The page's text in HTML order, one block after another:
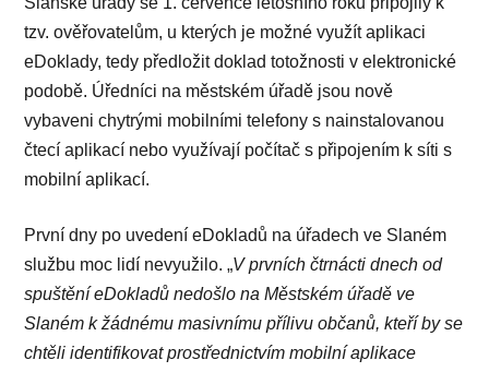
tzv. ověřovatelům, u kterých je možné využít aplikaci
eDoklady, tedy předložit doklad totožnosti v elektronické
podobě. Úředníci na městském úřadě jsou nově
vybaveni chytrými mobilními telefony s nainstalovanou
čtecí aplikací nebo využívají počítač s připojením k síti s
mobilní aplikací.
První dny po uvedení eDokladů na úřadech ve Slaném
službu moc lidí nevyužilo. „V prvních čtrnácti dnech od
spuštění eDokladů nedošlo na Městském úřadě ve
Slaném k žádnému masivnímu přílivu občanů, kteří by se
chtěli identifikovat prostřednictvím mobilní aplikace